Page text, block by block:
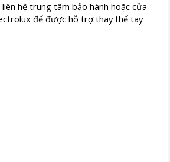
hệ trung tâm bảo hành hoặc cửa
để được hỗ trợ thay thế tay